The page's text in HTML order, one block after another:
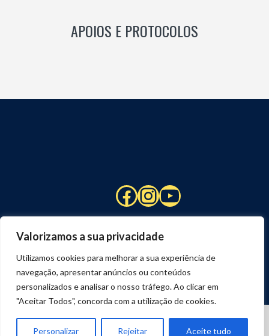
Valorizamos a sua privacidade
Utilizamos cookies para melhorar a sua experiência de
navegação, apresentar anúncios ou conteúdos
personalizados e analisar o nosso tráfego. Ao clicar em
"Aceitar Todos", concorda com a utilização de cookies.
Personalizar Rejeitar Aceite tudo
APOIOS E PROTOCOLOS
Facebook
Instagram
YouTube
DESENVOLVIDO POR
JOSEXAVIER.COM